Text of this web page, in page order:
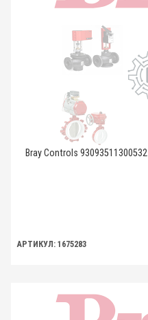
Bray Controls 93093511300532
АРТИКУЛ: 1675283